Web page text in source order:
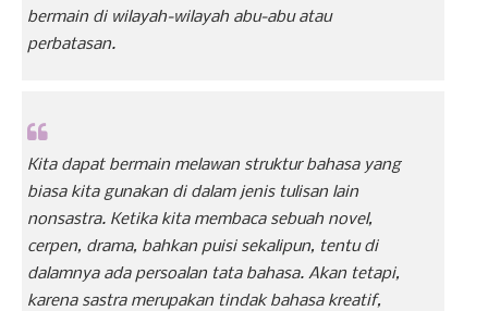
bermain di wilayah-wilayah abu-abu atau
perbatasan.
Kita dapat bermain melawan struktur bahasa yang
biasa kita gunakan di dalam jenis tulisan lain
nonsastra. Ketika kita membaca sebuah novel,
cerpen, drama, bahkan puisi sekalipun, tentu di
dalamnya ada persoalan tata bahasa. Akan tetapi,
karena sastra merupakan tindak bahasa kreatif,